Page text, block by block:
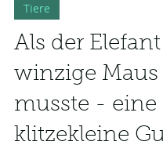
3 Min. Lesezeit
Tiere